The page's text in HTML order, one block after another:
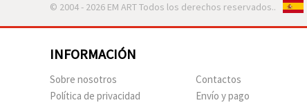
© 2004 - 2026 EM ART Todos los derechos reservados..
INFORMACIÓN
Sobre nosotros
Política de privacidad
Contactos
Envío y pago